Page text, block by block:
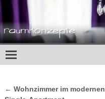
← Wohnzimmer im modernen